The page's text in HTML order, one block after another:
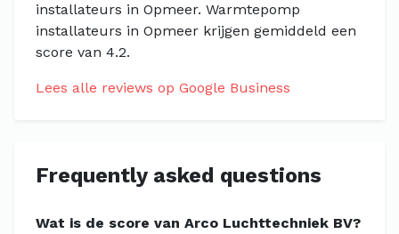
installateurs in Opmeer. Warmtepomp
installateurs in Opmeer krijgen gemiddeld een
score van 4.2.
Lees alle reviews op Google Business
Frequently asked questions
Wat is de score van Arco Luchttechniek BV?